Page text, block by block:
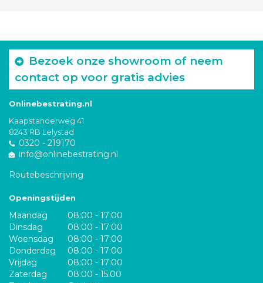
Bezoek onze showroom of neem
contact op voor gratis advies
Onlinebestrating.nl
Kaapstanderweg 41
8243 RB Lelystad
0320 - 219170
info@onlinebestrating.nl
Routebeschrijving
Openingstijden
Maandag
08:00 - 17:00
Dinsdag
08:00 - 17:00
Woensdag
08:00 - 17:00
Donderdag
08:00 - 17:00
Vrijdag
08:00 - 17:00
Zaterdag
08:00 - 15:00